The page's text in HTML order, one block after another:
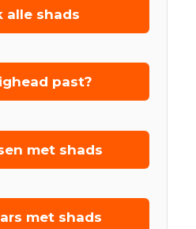
alle shads
past?
met shads
met shads